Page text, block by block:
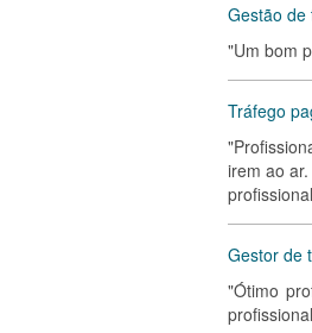
Gestão de
"Um bom
Tráfego
irem ao
Gestor de
"Ótimo